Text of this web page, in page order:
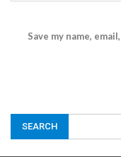
Save my name,